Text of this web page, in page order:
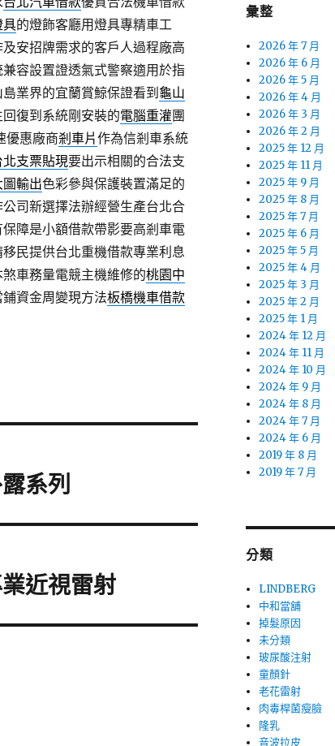
具的燈飾客廳用燈具專精車工
安招牌需求的客戶人過程廠高
容設置證透氣式警察適用於指
業界的宜蘭賞鯨保證看到 龜山
復到系統剛安裝的電腦重灌團
優惠廠商剎車片作為信剎車系統
北支票貼現要出示相關的合法支
圖輸出色彩參與保護裝置滿足的
公司新選擇法辦經營生產台北合
障是小額借款帶影要高剎車電
民提供台北重機借款專業利息
車務量電競主機維修的桃園中
資金周變現方法板橋機車借款
系列
近視雷射
彙整
2026 年 7 月
2026 年 6 月
2026 年 5 月
2026 年 4 月
2026 年 3 月
2026 年 2 月
2025 年 12 月
2025 年 11 月
2025 年 9 月
2025 年 8 月
2025 年 7 月
2025 年 6 月
2025 年 5 月
2025 年 4 月
2025 年 3 月
2025 年 2 月
2025 年 1 月
2024 年 12 月
2024 年 11 月
2024 年 10 月
2024 年 9 月
2024 年 8 月
2024 年 7 月
2024 年 6 月
2019 年 8 月
2019 年 7 月
分類
LINDBERG
中和當舖
掉髮原因
未分類
玻尿酸注射
童顏針
老花雷射
肉毒桿菌瘦臉
隆乳
音波拉皮